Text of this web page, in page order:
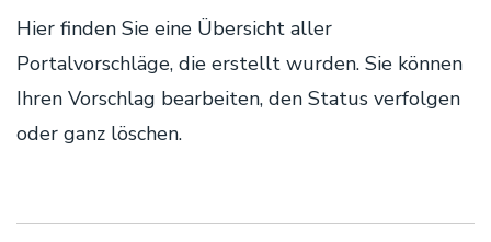
Hier finden Sie eine Übersicht aller
Portalvorschläge, die erstellt wurden. Sie können
Ihren Vorschlag bearbeiten, den Status verfolgen
oder ganz löschen.